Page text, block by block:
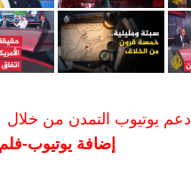
ادعم يوتيوب التمدن من خلال
إضافة يوتيوب-